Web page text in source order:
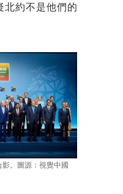
北約不是他們的
。圖源：視覺中國